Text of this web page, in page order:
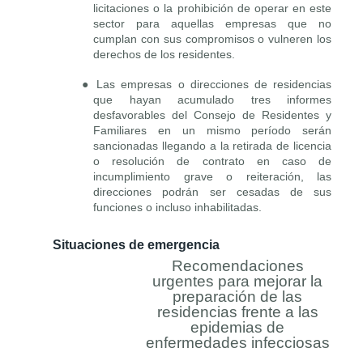
licitaciones o la prohibición de operar en este
sector para aquellas empresas que no
cumplan con sus compromisos o vulneren los
derechos de los residentes.
● Las empresas o direcciones de residencias
que hayan acumulado tres informes
desfavorables del Consejo de Residentes y
Familiares en un mismo período serán
sancionadas llegando a la retirada de licencia
o resolución de contrato en caso de
incumplimiento grave o reiteración, las
direcciones podrán ser cesadas de sus
funciones o incluso inhabilitadas.
Situaciones de emergencia
Recomendaciones
urgentes para mejorar la
preparación de las
residencias frente a las
epidemias de
enfermedades infecciosas